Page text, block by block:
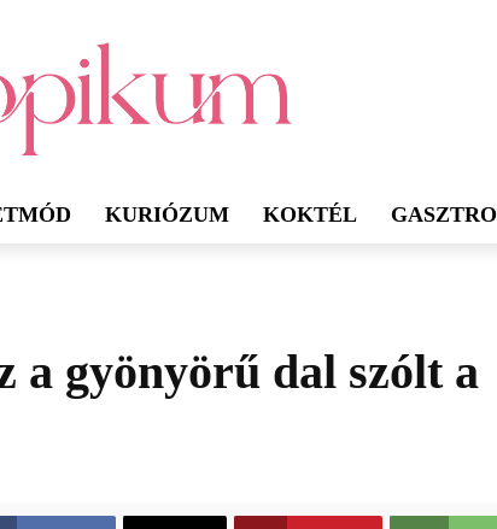
KURIÓZUM KOKTÉL GASZTRO
a gyönyörű dal szólt a